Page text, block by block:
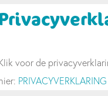
voor de
PRIVACYVERKLARING